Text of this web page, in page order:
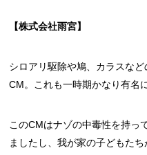
【株式会社雨宮】
シロアリ駆除や鳩、カラスな
CM。これも一時期かなり有名
このCMはナゾの中毒性を持っ
ましたし、我が家の子どもた